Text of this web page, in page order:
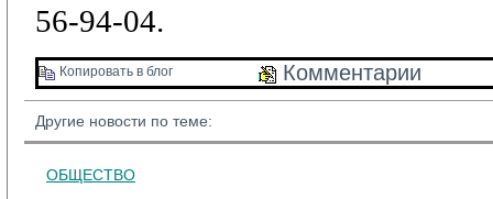
56-94-04.
Копировать в блог Комментарии
Другие новости по теме:
ОБЩЕСТВО